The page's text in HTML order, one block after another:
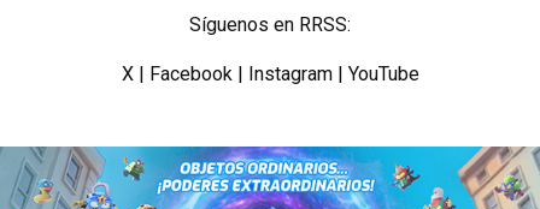
Síguenos en RRSS:
X| Facebook| Instagram| YouTube